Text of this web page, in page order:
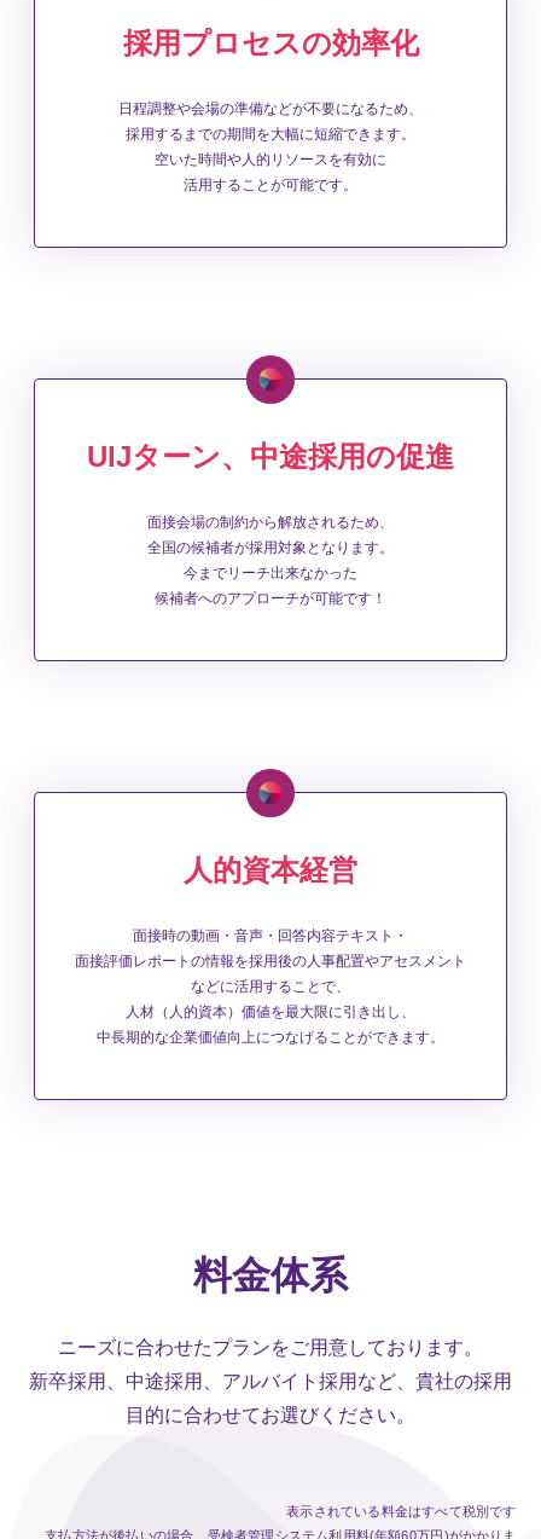
採用プロセスの効率化
日程調整や会場の準備などが不要になるため、
採用するまでの期間を大幅に短縮できます。
空いた時間や人的リソースを有効に
活用することが可能です。
UIJターン、中途採用の促進
面接会場の制約から解放されるため、
全国の候補者が採用対象となります。
今までリーチ出来なかった
候補者へのアプローチが可能です！
人的資本経営
面接時の動画・音声・回答内容テキスト・
面接評価レポートの情報を採用後の人事配置やアセスメント
などに活用することで、
人材（人的資本）価値を最大限に引き出し、
中長期的な企業価値向上につなげることができます。
料金体系
ニーズに合わせたプランをご用意しております。
新卒採用、中途採用、アルバイト採用など、貴社の採用
目的に合わせてお選びください。
表示されている料金はすべて税別です
支払方法が後払いの場合、受検者管理システム利用料(年額60万円)がかかりま